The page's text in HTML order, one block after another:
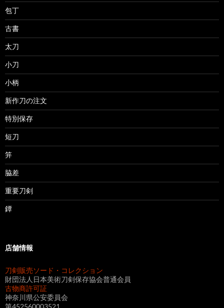
包丁
古書
太刀
小刀
小柄
新作刀の注文
特別保存
短刀
笄
脇差
重要刀剣
鐔
店舗情報
刀剣販売ソード・コレクション
財団法人日本美術刀剣保存協会普通会員
古物商許可証
神奈川県公安委員会
第452560003521